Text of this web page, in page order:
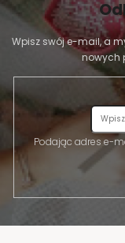
Wpisz swój e-mail, a
nowych
Podając adres e-